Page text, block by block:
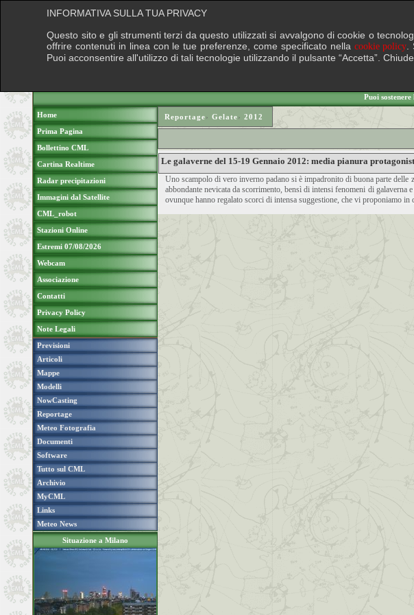
Puoi
Home
Prima Pagina
Bollettino CML
Cartina Realtime
Radar precipitazioni
Immagini dal Satellite
CML_robot
Stazioni Online
Estremi 07/08/2026
Webcam
Associazione
Contatti
Privacy Policy
Note Legali
Previsioni
Articoli
Mappe
Modelli
NowCasting
Reportage
Meteo Fotografia
Documenti
Software
Tutto sul CML
Archivio
MyCML
Links
Meteo News
Situazione a Milano
Reportage› Gelate› 2012
Le galaverne del 15-19 Gennaio 2012: media pianura
Uno scampolo di vero inverno padano si è impadronito di buona parte
abbondante nevicata da scorrimento, bensì di intensi fenomeni di
ovunque hanno regalato scorci di intensa suggestione, che vi proponiamo
INFORMATIVA SULLA TUA PRIVACY
Questo sito e gli strumenti terzi da questo utilizzati si avvalgono di cookie o
offrire contenuti in linea con le tue preferenze, come specificato nella cookie policy
Puoi acconsentire all'utilizzo di tali tecnologie utilizzando il pulsante “Accetta”.